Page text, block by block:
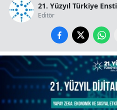
21. Yüzyıl Türkiye
Editör